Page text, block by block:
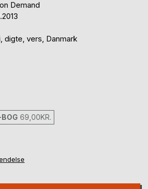
Demand
digte, vers, Danmark
BOG 69,00KR.